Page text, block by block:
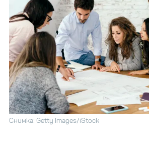
Снимка: Getty Images/iStock